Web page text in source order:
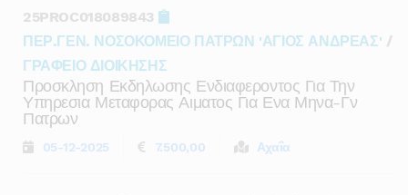
25PROC018089843
ΠΕΡ.ΓΕΝ. ΝΟΣΟΚΟΜΕΙΟ ΠΑΤΡΩΝ 'ΑΓΙΟΣ ΑΝΔΡΕΑΣ' /
ΓΡΑΦΕΙΟ ΔΙΟΙΚΗΣΗΣ
Προσκληση Εκδηλωσης Ενδιαφεροντος Για Την
Υπηρεσια Μεταφορας Αιματος Για Ενα Μηνα-Γν
Πατρων
05-12-2025 7.500,00 Αχαΐα